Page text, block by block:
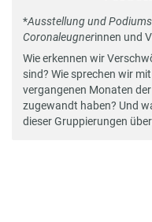
*Ausstellung und
Coronaleugnerinnen und
Wie erkennen wir
sind? Wie sprechen wir
vergangenen Monaten
zugewandt haben? Und
dieser Gruppierungen